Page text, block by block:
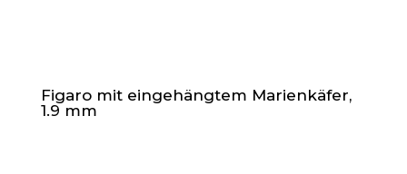
Figaro mit eingehängtem Marienkäfer,
1.9 mm